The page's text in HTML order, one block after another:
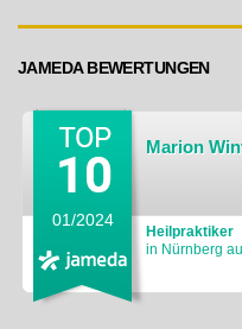
JAMEDA BEWERTUNGEN
Marion
Heilpraktiker
in Nürnberg
01/2024